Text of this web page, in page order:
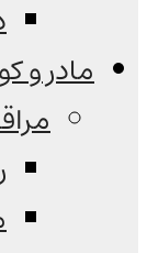
مادر و